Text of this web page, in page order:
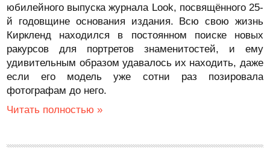
юбилейного выпуска журнала Look, посвящённого 25-
й годовщине основания издания. Всю свою жизнь
Киркленд находился в постоянном поиске новых
ракурсов для портретов знаменитостей, и ему
удивительным образом удавалось их находить, даже
если его модель уже сотни раз позировала
фотографам до него.
Читать полностью »